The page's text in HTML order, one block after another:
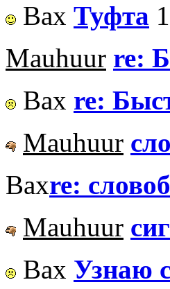
Вах Туфта
Mauhuur re:
Вах re:
Mauhuur
Вахre:
Mauhuur
Вах Узнаю